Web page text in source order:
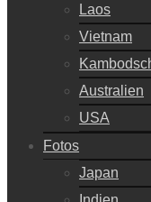
Laos
Vietnam
Australien
USA
Fotos
Japan